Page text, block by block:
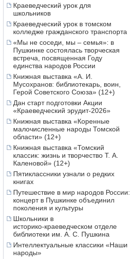
Краеведческий урок для
школьников
Краеведческий урок в томском
колледже гражданского транспорта
«Мы не соседи, мы – семья»: в
Пушкинке состоялась творческая
встреча, посвященная Году
единства народов России
Книжная выставка «А. И.
Мусохранов: библиотекарь, воин,
Герой Советского Союза» (12+)
Дан старт подготовки Акции
«Краеведческий эрудит-2026»
Книжная выставка «Коренные
малочисленные народы Томской
области» (12+)
Книжная выставка «Томский
классик: жизнь и творчество Т. А.
Каленовой» (12+)
Пятиклассники узнали о редких
книгах
Путешествие в мир народов России:
концерт в Пушкинке объединил
поколения и культуры
Школьники в
историко‑краеведческом отделе
библиотеки им. А. С. Пушкина
Интеллектуальные классики «Наши
народы»